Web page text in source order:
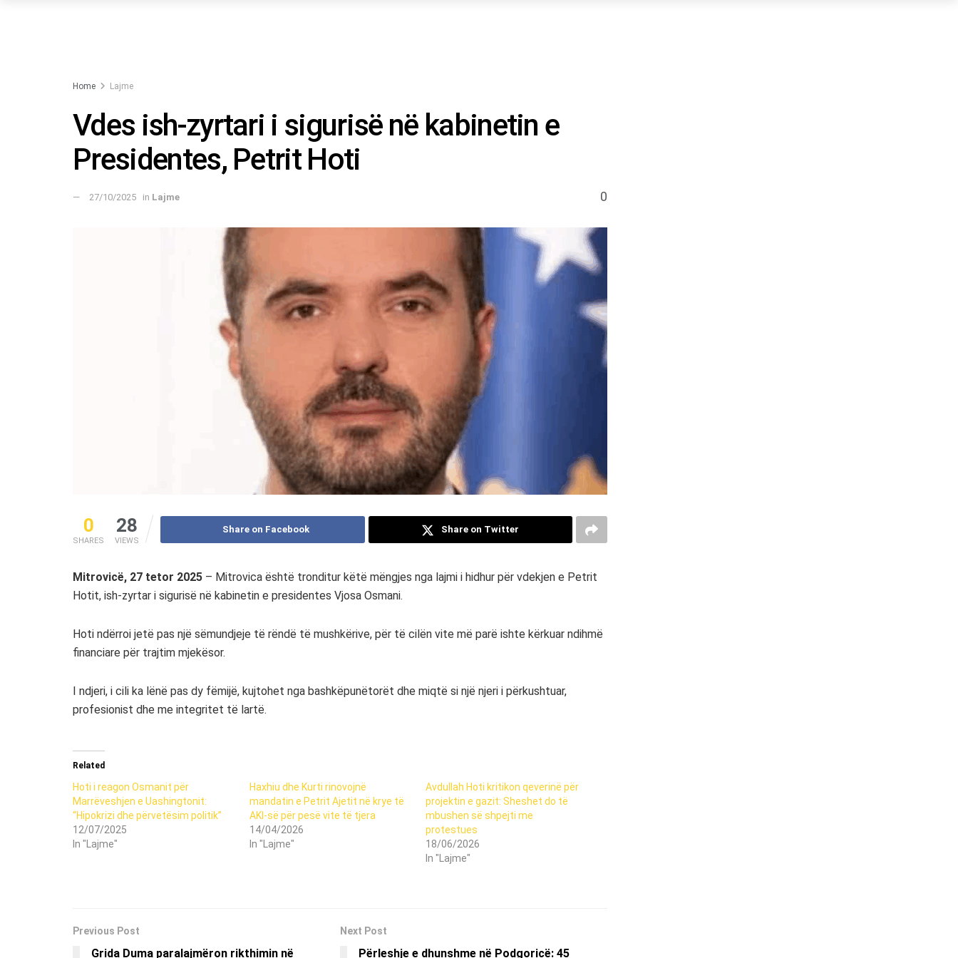
Home Lajme
Vdes ish-zyrtari i sigurisë në kabinetin e
Presidentes, Petrit Hoti
27/10/2025 in Lajme 0
0
SHARES
28
VIEWS
Share on Facebook Share on Twitter
Mitrovicë, 27 tetor 2025 – Mitrovica është tronditur këtë mëngjes nga lajmi i hidhur për vdekjen e Petrit
Hotit, ish-zyrtar i sigurisë në kabinetin e presidentes Vjosa Osmani.
Hoti ndërroi jetë pas një sëmundjeje të rëndë të mushkërive, për të cilën vite më parë ishte kërkuar ndihmë
financiare për trajtim mjekësor.
I ndjeri, i cili ka lënë pas dy fëmijë, kujtohet nga bashkëpunëtorët dhe miqtë si një njeri i përkushtuar,
profesionist dhe me integritet të lartë.
Related
Hoti i reagon Osmanit për
Marrëveshjen e Uashingtonit:
“Hipokrizi dhe përvetësim politik”
12/07/2025
In "Lajme"
Haxhiu dhe Kurti rinovojnë
mandatin e Petrit Ajetit në krye të
AKI-së për pesë vite të tjera
14/04/2026
In "Lajme"
Avdullah Hoti kritikon qeverinë për
projektin e gazit: Sheshet do të
mbushen së shpejti me
protestues
18/06/2026
In "Lajme"
Previous Post
Grida Duma paralajmëron rikthimin në
Next Post
Përleshje e dhunshme në Podgoricë: 45